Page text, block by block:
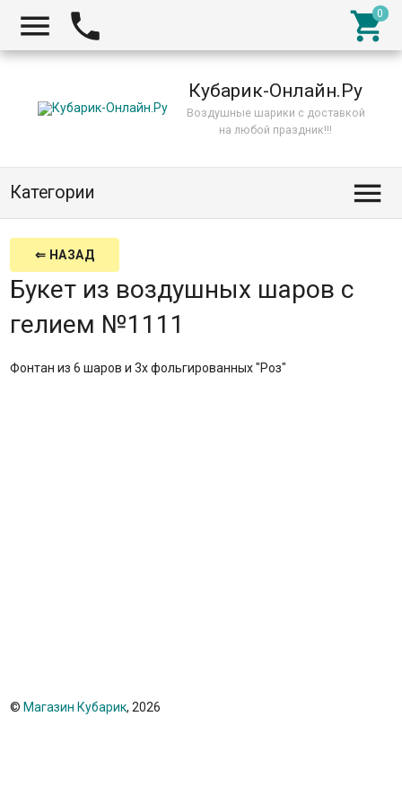
  
Кубарик-Онлайн.Ру
Воздушные шарики с доставкой
на любой праздник!!!
Категории 
⇐ НАЗАД
Букет из воздушных шаров с
гелием №1111
Фонтан из 6 шаров и 3х фольгированных "Роз"
© Магазин Кубарик, 2026